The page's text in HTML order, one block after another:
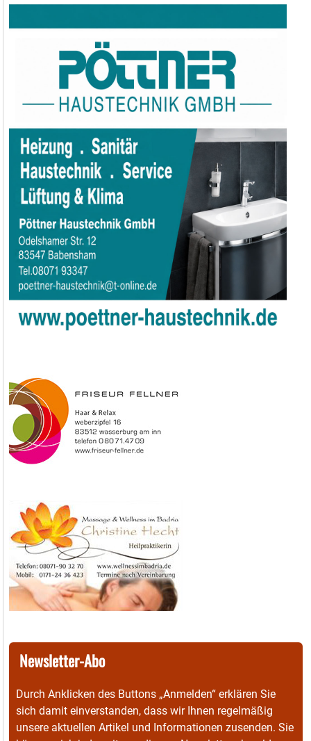
Newsletter-Abo
Durch Anklicken des Buttons „Anmelden“ erklären Sie
sich damit einverstanden, dass wir Ihnen regelmäßig
unsere aktuellen Artikel und Informationen zusenden. Sie